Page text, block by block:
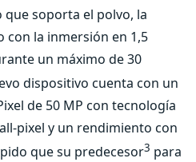
que soporta el polvo, la
con la inmersión en 1,5
un máximo de 30
dispositivo cuenta con un
de 50 MP con tecnología
pixel y un rendimiento con
que su predecesor3 para